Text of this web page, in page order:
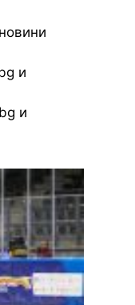
и
и